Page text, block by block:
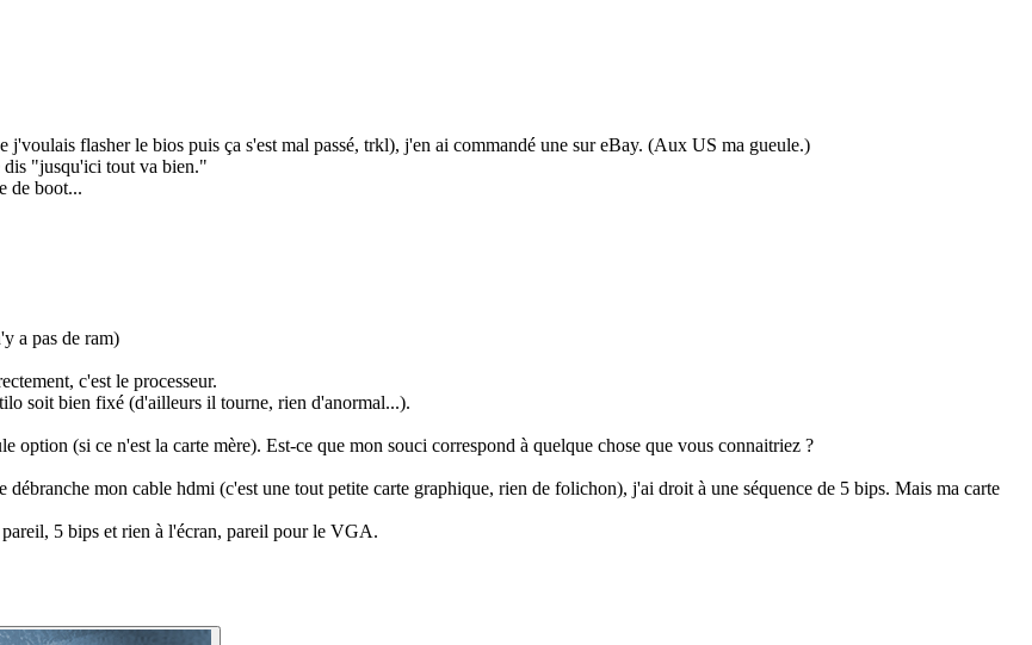
flasher le bios puis ça s'est mal passé, trkl), j'en ai commandé une sur eBay. (Aux US ma gueule.)
dis "jusqu'ici tout va bien."
de boot...
a pas de ram)
c'est le processeur.
soit bien fixé (d'ailleurs il tourne, rien d'anormal...).
option (si ce n'est la carte mère). Est-ce que mon souci correspond à quelque chose que vous connaitriez ?
mon cable hdmi (c'est une tout petite carte graphique, rien de folichon), j'ai droit à une séquence de 5 bips. Mais ma carte
5 bips et rien à l'écran, pareil pour le VGA.